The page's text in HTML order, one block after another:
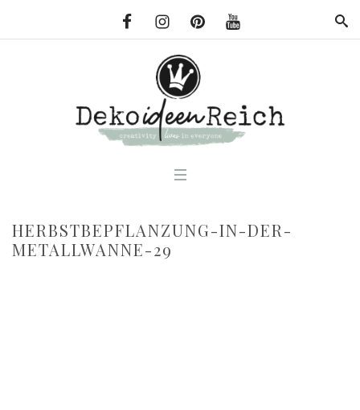
HERBSTBEPFLANZUNG-IN-DER-
METALLWANNE-29